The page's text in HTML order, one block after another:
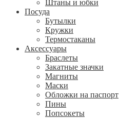
Штаны и юбки
Посуда
Бутылки
Кружки
Термостаканы
Аксессуары
Браслеты
Закатные значки
Магниты
Маски
Обложки на паспорт
Пины
Попсокеты